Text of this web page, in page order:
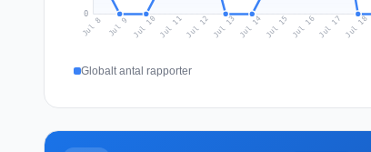
0
Jul 8 Jul 9 Jul 10 Jul 11Jul 12 Jul 13 Jul 14 Jul 15 Jul 16Jul 17 Jul 18
Globalt antal rapporter